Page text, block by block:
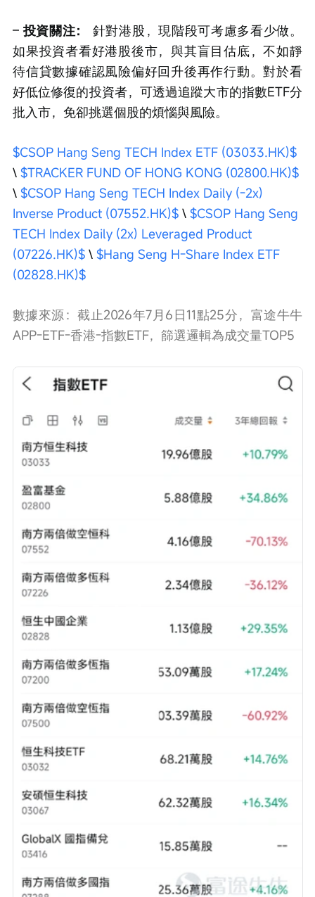
– 投資關注：
針對港股，現階段可考慮多看少做。
如果投資者看好港股後市，與其盲目估底，不如靜
待信貸數據確認風險偏好回升後再作行動。對於看
好低位修復的投資者，可透過追蹤大市的指數ETF分
批入市，免卻挑選個股的煩惱與風險。
$CSOP Hang Seng TECH Index ETF (03033.HK)$
\ $TRACKER FUND OF HONG KONG (02800.HK)$
\ $CSOP Hang Seng TECH Index Daily (-2x)
Inverse Product (07552.HK)$ \ $CSOP Hang Seng
TECH Index Daily (2x) Leveraged Product
(07226.HK)$ \ $Hang Seng H-Share Index ETF
(02828.HK)$
數據來源：截止2026年7月6日11點25分，富途牛牛
APP-ETF-香港-指數ETF，篩選邏輯為成交量TOP5